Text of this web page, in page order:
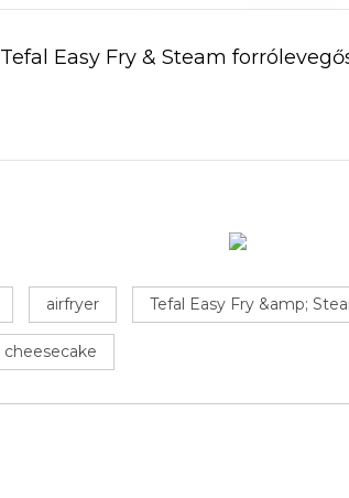
Tefal Easy Fry & Steam
airfryer Tefal Easy Fry &amp;
cheesecake